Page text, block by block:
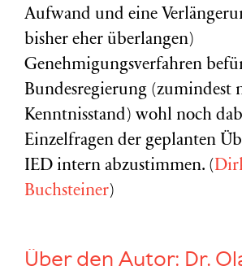
Aufwand und eine
bisher eher überlangen)
Genehmigungsverfahren
Bundesregierung (zumindest
Kenntnisstand) wohl noch
Einzelfragen der geplanten
IED intern abzustimmen. (
Buchsteiner)
Über den Autor: Dr.